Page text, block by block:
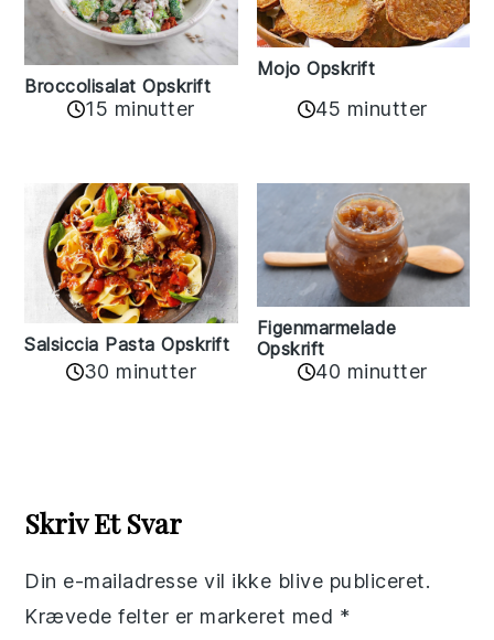
Broccolisalat Opskrift
15 minutter
Mojo Opskrift
45 minutter
Salsiccia Pasta Opskrift
30 minutter
Figenmarmelade
Opskrift
40 minutter
Interactions
Skriv Et Svar
Din e-mailadresse vil ikke blive publiceret.
Krævede felter er markeret med *